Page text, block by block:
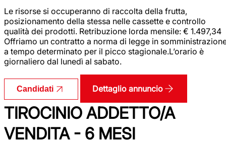
Le risorse si occuperanno di raccolta della frutta,
posizionamento della stessa nelle cassette e controllo
qualità dei prodotti. Retribuzione lorda mensile: € 1.497,34
Offriamo un contratto a norma di legge in
a tempo determinato per il picco stagionale.L’orario è
giornaliero dal lunedì al sabato.
Candidati Dettaglio annuncio
TIROCINIO ADDETTO/A
VENDITA - 6 MESI